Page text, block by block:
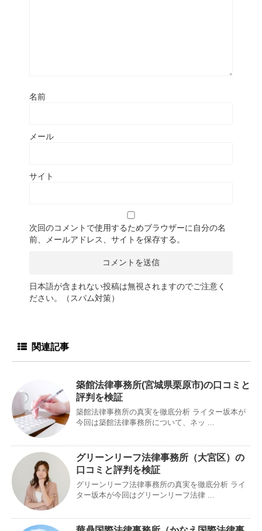
名前
メール
サイト
次回のコメントで使用するためブラウザーに自分の名
前、メールアドレス、サイトを保存する。
日本語が含まれない投稿は無視されますのでご注意く
ださい。（スパム対策）
関連記事
築館法律事務所(宮城県栗原市)の口コミと
評判を検証
築館法律事務所の真実を徹底分析 ライター坂本が
今回は築館法律事務所について、ネッ ...
グリーンリーフ法律事務所（大宮区）の
口コミと評判を検証
グリーンリーフ法律事務所の真実を徹底分析 ライ
ター坂本が今回はグリーンリーフ法律 ...